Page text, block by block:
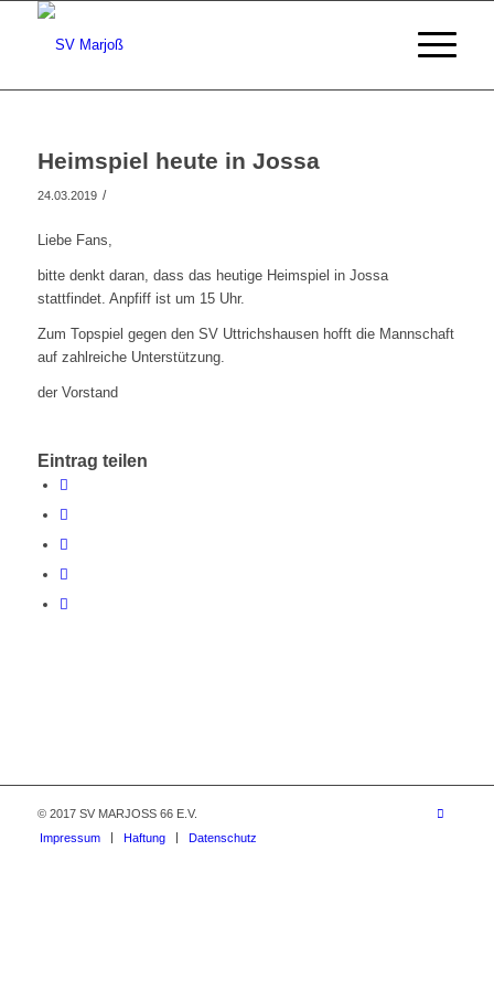
Heimspiel heute in Jossa
24.03.2019 /
Liebe Fans,
bitte denkt daran, dass das heutige Heimspiel in Jossa
stattfindet. Anpfiff ist um 15 Uhr.
Zum Topspiel gegen den SV Uttrichshausen hofft die Mannschaft
auf zahlreiche Unterstützung.
der Vorstand
Eintrag teilen
© 2017 SV MARJOSS 66 E.V.
Impressum
Haftung Datenschutz